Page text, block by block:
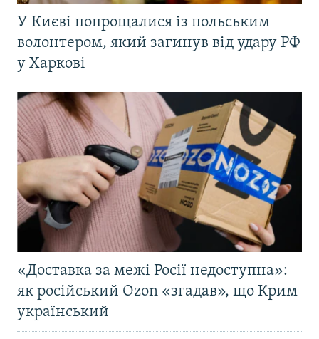
У Києві попрощалися із польським
волонтером, який загинув від удару РФ
у Харкові
«Доставка за межі Росії недоступна»:
як російський Ozon «згадав», що Крим
український